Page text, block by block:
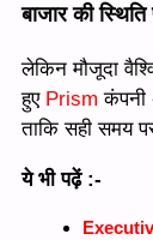
बाजार की
लेकिन मौजूदा
हुए Prism कंपनी
ताकि सही समय
ये भी पढ़ें :-